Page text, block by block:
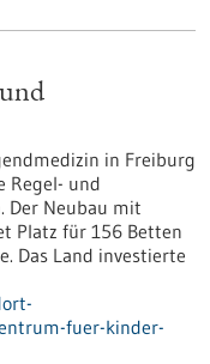
in Freiburg
Regel- und
Der Neubau mit
Platz für 156 Betten
Das Land investierte
fuer-kinder-